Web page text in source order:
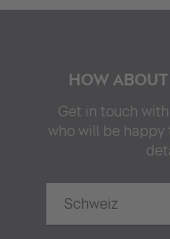
HOW
Get in touch
who will be happy
Schweiz